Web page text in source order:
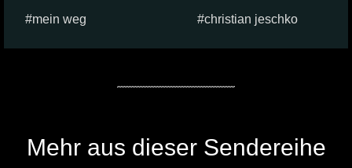
mein weg christian jeschko
Mehr aus dieser Sendereihe